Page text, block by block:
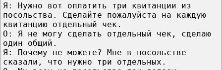
Я: Нужно вот оплатить три квитанции из
посольства. Сделайте пожалуйста на каждую
квитанцию отдельный чек.
О: Я не могу сделать отдельный чек, сделаю
один общий.
Я: Почему не можете? Мне в посольстве
сказали, что нужно три отдельных.